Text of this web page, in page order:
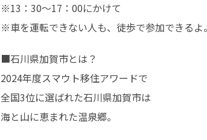
※13：30～17：00にかけて
※車を運転できない人も、徒歩で参加できるよ。
■石川県加賀市とは？
2024年度スマウト移住アワードで
全国3位に選ばれた石川県加賀市は
海と山に恵まれた温泉郷。